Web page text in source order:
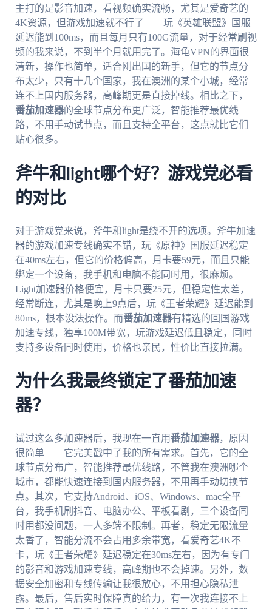
主打的是影音加速，看视频确实流畅，尤其是爱奇艺的
4K资源，但游戏加速就不行了——玩《英雄联盟》国服
延迟能到100ms，而且每月只有100G流量，对于经常刷视
频的我来说，不到半个月就用完了。海龟VPN的界面很
清新，操作也简单，适合刚出国的新手，但它的节点分
布太少，只有十几个国家，我在澳洲的某个小城，经常
连不上国内服务器，高峰期更是直接掉线。相比之下，
番茄加速器的全球节点分布更广泛，智能推荐最优线
路，不用手动试节点，而且支持全平台，这点就比它们
贴心很多。
斧牛和light哪个好？游戏党必看
的对比
对于游戏党来说，斧牛和light是绕不开的选项。斧牛加速
器的游戏加速专线确实不错，玩《原神》国服延迟稳定
在40ms左右，但它的价格偏高，月卡要59元，而且只能
绑定一个设备，我手机和电脑不能同时用，很麻烦。
Light加速器价格便宜，月卡只要25元，但稳定性太差，
经常断连，尤其是晚上9点后，玩《王者荣耀》延迟能到
80ms，根本没法操作。而番茄加速器有精选的回国游戏
加速专线，独享100M带宽，玩游戏延迟低且稳定，同时
支持多设备同时使用，价格也亲民，性价比直接拉满。
为什么我最终锁定了番茄加速
器？
试过这么多加速器后，我现在一直用番茄加速器，原因
很简单——它完美戳中了我的所有需求。首先，它的全
球节点分布广，智能推荐最优线路，不管我在澳洲哪个
城市，都能快速连接到国内服务器，不用再手动切换节
点。其次，它支持Android、iOS、Windows、mac全平
台，我手机刷抖音、电脑办公、平板看剧，三个设备同
时用都没问题，一人多端不限制。再者，稳定无限流量
太香了，智能分流不会占用多余带宽，看爱奇艺4K不
卡，玩《王者荣耀》延迟稳定在30ms左右，因为有专门
的影音和游戏加速专线，高峰期也不会掉速。另外，数
据安全加密和专线传输让我很放心，不用担心隐私泄
露。最后，售后实时保障真的给力，有一次我连接不上